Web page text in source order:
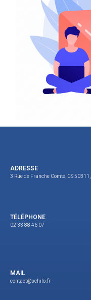
ADRESSE
3 Rue de Franche Comté, CS
TÉLÉPHONE
02 33 88 46 07
MAIL
contact@schilo.fr